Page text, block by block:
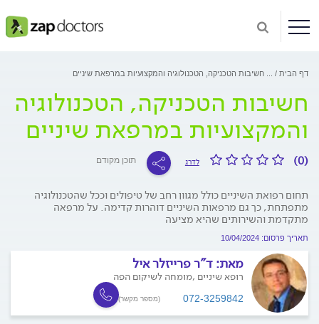
דף הבית חשיבות הטכניקה, הטכנולוגיה והמקצועיות במרפאת שיניים
חשיבות הטכניקה, הטכנולוגיה
והמקצועיות במרפאת שיניים
(0) לדרג תוכן מקודם
תחום רפואת השיניים כולל מגוון רחב של טיפולים וככל שהטכנולוגיה
מתפתחת, כך גם מרפאות השיניים דוהרות קדימה. על מרפאה
מתקדמת והשירותים שהיא מציעה
תאריך פרסום: 10/04/2024
מאת: ד"ר פרייזלר איל
רופא שיניים ,מומחה לשיקום הפה
072-3259842 (מספר מקשר)